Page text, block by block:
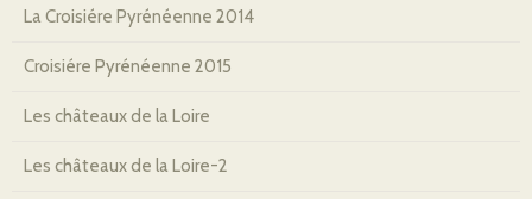
La Croisiére Pyrénéenne 2014
Croisiére Pyrénéenne 2015
Les châteaux de la Loire
Les châteaux de la Loire-2